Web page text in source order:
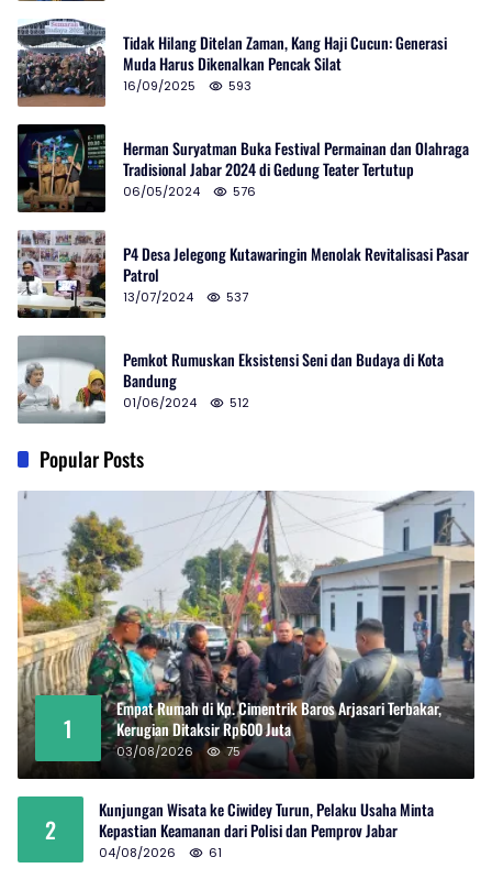
Tidak Hilang Ditelan Zaman, Kang Haji Cucun: Generasi
Muda Harus Dikenalkan Pencak Silat
16/09/2025 593
Herman Suryatman Buka Festival Permainan dan Olahraga
Tradisional Jabar 2024 di Gedung Teater Tertutup
06/05/2024 576
P4 Desa Jelegong Kutawaringin Menolak Revitalisasi Pasar
Patrol
13/07/2024 537
Pemkot Rumuskan Eksistensi Seni dan Budaya di Kota
Bandung
01/06/2024 512
Popular Posts
1
Empat Rumah di Kp. Cimentrik Baros Arjasari Terbakar,
Kerugian Ditaksir Rp600 Juta
03/08/2026 75
2
Kunjungan Wisata ke Ciwidey Turun, Pelaku Usaha Minta
Kepastian Keamanan dari Polisi dan Pemprov Jabar
04/08/2026 61